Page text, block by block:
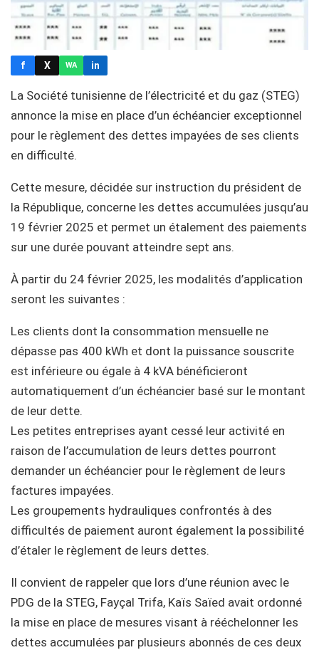
f X WA in
La Société tunisienne de l’électricité et du gaz (STEG)
annonce la mise en place d’un échéancier exceptionnel
pour le règlement des dettes impayées de ses clients
en difficulté.
Cette mesure, décidée sur instruction du président de
la République, concerne les dettes accumulées jusqu’au
19 février 2025 et permet un étalement des paiements
sur une durée pouvant atteindre sept ans.
À partir du 24 février 2025, les modalités d’application
seront les suivantes :
Les clients dont la consommation mensuelle ne
dépasse pas 400 kWh et dont la puissance souscrite
est inférieure ou égale à 4 kVA bénéficieront
automatiquement d’un échéancier basé sur le montant
de leur dette.
Les petites entreprises ayant cessé leur activité en
raison de l’accumulation de leurs dettes pourront
demander un échéancier pour le règlement de leurs
factures impayées.
Les groupements hydrauliques confrontés à des
difficultés de paiement auront également la possibilité
d’étaler le règlement de leurs dettes.
Il convient de rappeler que lors d’une réunion avec le
PDG de la STEG, Fayçal Trifa, Kaïs Saïed avait ordonné
la mise en place de mesures visant à rééchelonner les
dettes accumulées par plusieurs abonnés de ces deux